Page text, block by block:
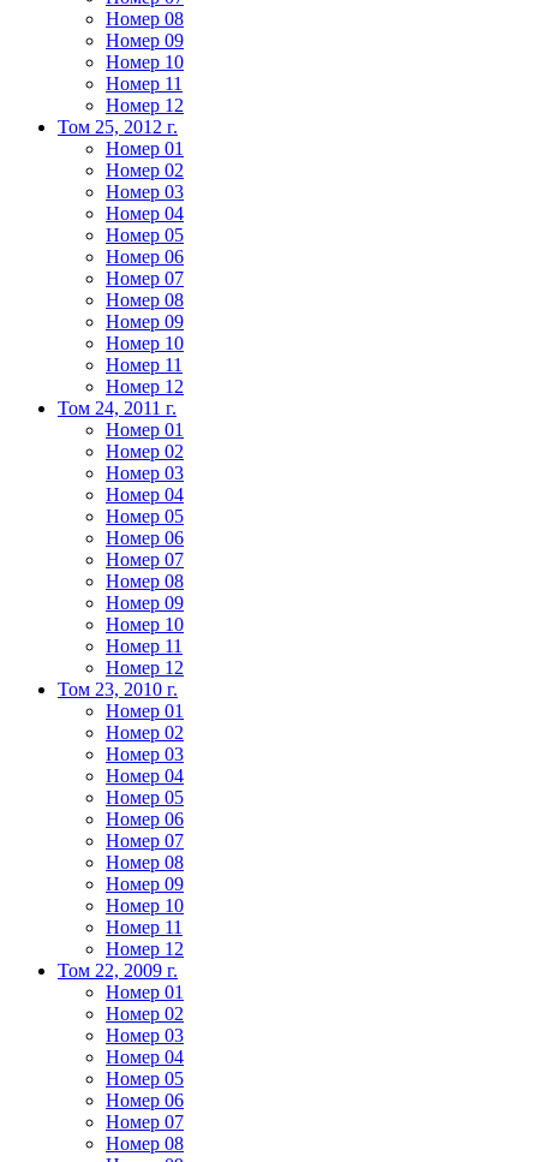
Номер 08
Номер 09
Номер 10
Номер 11
Номер 12
Том 25, 2012 г.
Номер 01
Номер 02
Номер 03
Номер 04
Номер 05
Номер 06
Номер 07
Номер 08
Номер 09
Номер 10
Номер 11
Номер 12
Том 24, 2011 г.
Номер 01
Номер 02
Номер 03
Номер 04
Номер 05
Номер 06
Номер 07
Номер 08
Номер 09
Номер 10
Номер 11
Номер 12
Том 23, 2010 г.
Номер 01
Номер 02
Номер 03
Номер 04
Номер 05
Номер 06
Номер 07
Номер 08
Номер 09
Номер 10
Номер 11
Номер 12
Том 22, 2009 г.
Номер 01
Номер 02
Номер 03
Номер 04
Номер 05
Номер 06
Номер 07
Номер 08